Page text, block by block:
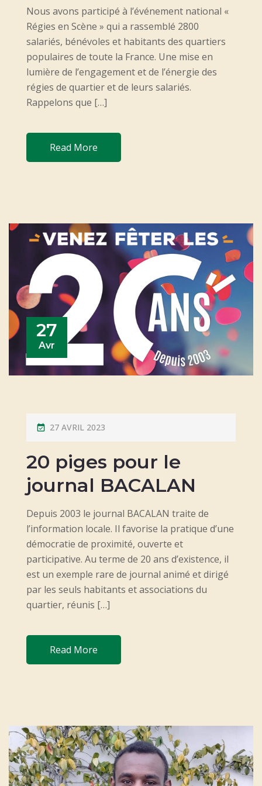
O
N
Nous avons participé à l’événement national «
Régies en Scène » qui a rassemblé 2800
salariés, bénévoles et habitants des quartiers
populaires de toute la France. Une mise en
lumière de l’engagement et de l’énergie des
régies de quartier et de leurs salariés.
Rappelons que […]
Read More
27
Avr
P
O
S
E
D
O
N
27 AVRIL 2023
20 piges pour le
journal BACALAN
Depuis 2003 le journal BACALAN traite de
l’information locale. Il favorise la pratique d’une
démocratie de proximité, ouverte et
participative. Au terme de 20 ans d’existence, il
est un exemple rare de journal animé et dirigé
par les seuls habitants et associations du
quartier, réunis […]
Read More